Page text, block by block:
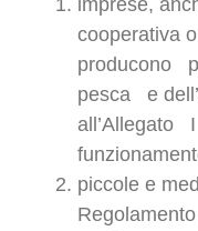
cooperativa
producono
pesca e
piccole e